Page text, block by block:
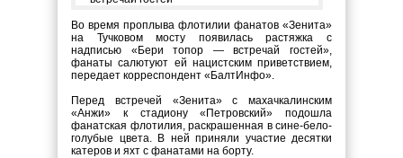
Во время проплыва флотилии фанатов «Зенита»
на Тучковом мосту появилась растяжка с
надписью «Бери топор — встречай гостей»,
фанаты салютуют ей нацистским приветствием,
передает корреспондент «БалтИнфо».
Перед встречей «Зенита» с махачкалинским
«Анжи» к стадиону «Петровский» подошла
фанатская флотилия, раскрашенная в сине-бело-
голубые цвета. В ней приняли участие десятки
катеров и яхт с фанатами на борту.